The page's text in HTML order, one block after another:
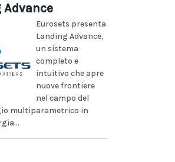
Advance
Eurosets presenta
Landing Advance,
un sistema
completo e
intuitivo che apre
nuove frontiere
nel campo del
multiparametrico in